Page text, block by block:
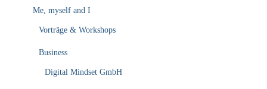
Me, myself and I
Vorträge & Workshops
Business
Digital Mindset GmbH